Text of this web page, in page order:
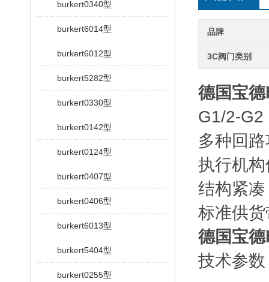
burkert0340型
burkert6014型
burkert6012型
burkert5282型
burkert0330型
burkert0142型
burkert0124型
burkert0407型
burkert0406型
burkert6013型
burkert5404型
burkert0255型
品牌
3C阀门类别
德国宝
G1/2-G2
多种回
执行机
结构紧凑
标准供
德国宝
技术参数